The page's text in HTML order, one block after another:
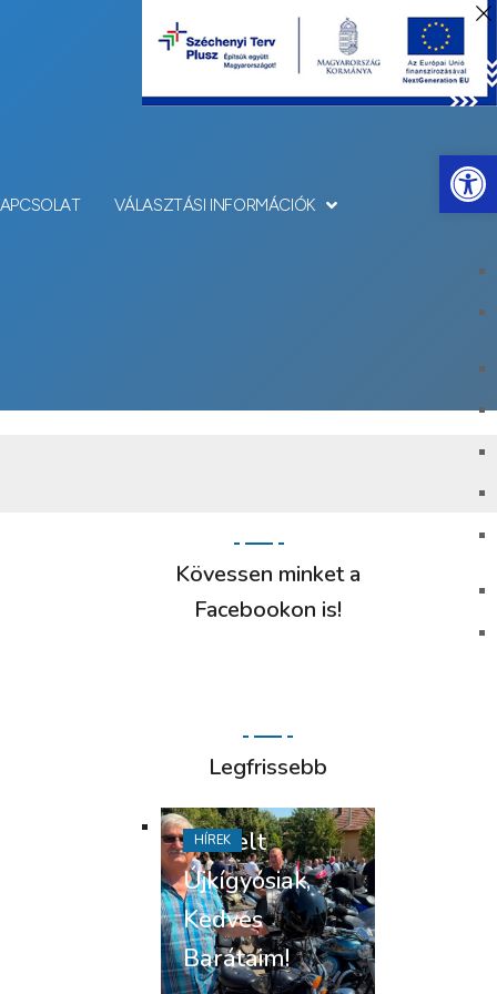
VÁLASZTÁSI INFORMÁCIÓK
Kövessen minket a
Facebookon is!
Legfrissebb
Tisztelt
Újkígyósiak,
Kedves
Barátaim!
HÍREK